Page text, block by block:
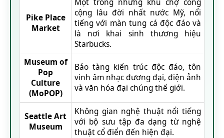
Pike Place
Market
Một trong những khu chợ công
cộng lâu đời nhất nước Mỹ, nổi
tiếng với màn tung cá độc đáo và
là nơi khai sinh thương hiệu
Starbucks.
Museum of
Pop
Culture
(MoPOP)
Bảo tàng kiến trúc độc đáo, tôn
vinh âm nhạc đương đại, điện ảnh
và văn hóa đại chúng thế giới.
Seattle Art
Museum
Không gian nghệ thuật nổi tiếng
với bộ sưu tập đa dạng từ nghệ
thuật cổ điển đến hiện đại.